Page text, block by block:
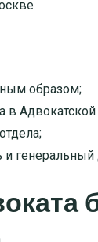
образом;
в Адвокатской
и